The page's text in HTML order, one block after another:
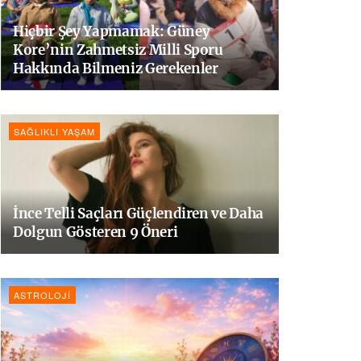
Hiçbir Şey Yapmamak: Güney
Kore’nin Zahmetsiz Milli Sporu
Hakkında Bilmeniz Gerekenler
SAĞLIKLI YAŞAM
İnce Telli Saçları Güçlendiren ve Daha
Dolgun Gösteren 9 Öneri
ASTROLOJI